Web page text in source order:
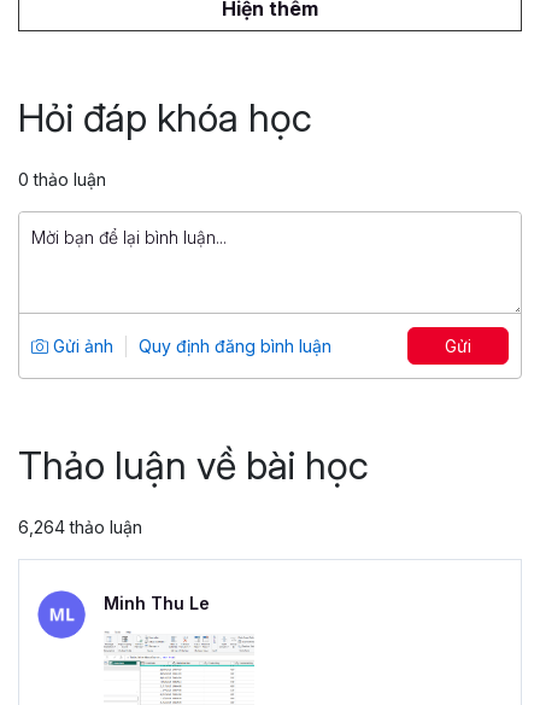
1,500,000 đ
Tổng số 6 giờ
chuyên sâu
4.71
861
Hiện thêm
Hỏi đáp khóa học
0 thảo luận
Gửi ảnh Quy định đăng bình luận Gửi
Thảo luận về bài học
6,264 thảo luận
Minh Thu Le